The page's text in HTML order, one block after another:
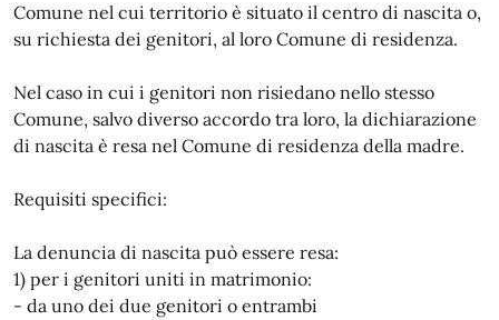
Comune nel cui territorio è situato il centro di nascita o,
su richiesta dei genitori, al loro Comune di residenza.
Nel caso in cui i genitori non risiedano nello stesso
Comune, salvo diverso accordo tra loro, la dichiarazione
di nascita è resa nel Comune di residenza della madre.
Requisiti specifici:
La denuncia di nascita può essere resa:
1) per i genitori uniti in matrimonio:
- da uno dei due genitori o entrambi